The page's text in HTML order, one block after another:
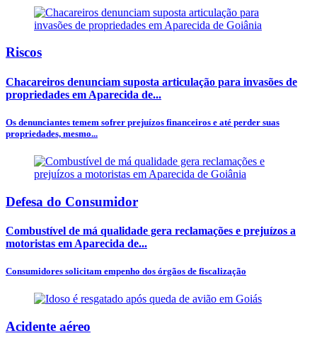
Riscos
Chacareiros denunciam suposta articulação para invasões de
propriedades em Aparecida de...
Os denunciantes temem sofrer prejuízos financeiros e até perder suas
propriedades, mesmo...
Defesa do Consumidor
Combustível de má qualidade gera reclamações e prejuízos a
motoristas em Aparecida de...
Consumidores solicitam empenho dos órgãos de fiscalização
Acidente aéreo